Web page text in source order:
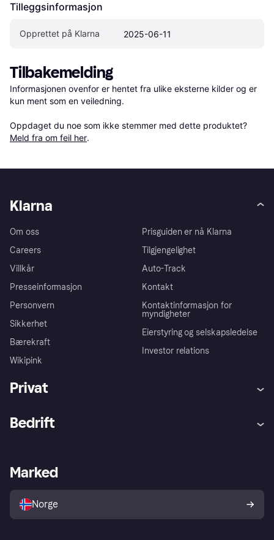
Tilleggsinformasjon
Opprettet på Klarna 2025-06-11
Tilbakemelding
Informasjonen ovenfor er hentet fra ulike eksterne kilder og er
kun ment som en veiledning.
Oppdaget du noe som ikke stemmer med dette produktet?
Meld fra om feil her.
Klarna
Om oss
Careers
Villkår
Presseinformasjon
Personvern
Sikkerhet
Bærekraft
Wikipink
Prisguiden er nå Klarna
Tilgjengelighet
Auto-Track
Kontakt
Kontaktinformasjon for
myndigheter
Eierstyring og selskapsledelse
Investor relations
Privat
Utforsk butikker
Bedrift
Merchant portal
Marked
Norge